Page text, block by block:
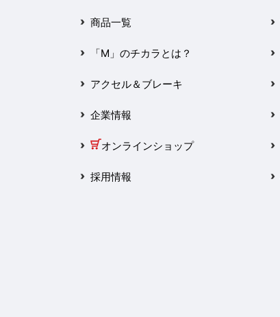
2025年1月
2024年12月
2024年11月
2024年10月
商品一覧
「M」のチカラとは？
アクセル＆ブレーキ
企業情報
オンラインショップ
採用情報